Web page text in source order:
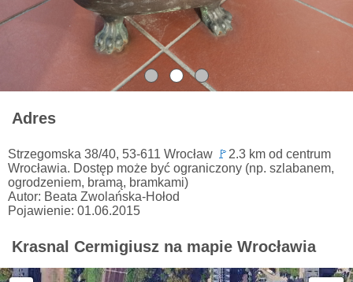
Adres
Strzegomska 38/40, 53-611 Wrocław 🚩 2.3 km od centrum
Wrocławia. Dostęp może być ograniczony (np. szlabanem,
ogrodzeniem, bramą, bramkami)
Autor: Beata Zwolańska-Hołod
Pojawienie: 01.06.2015
Krasnal Cermigiusz na mapie Wrocławia